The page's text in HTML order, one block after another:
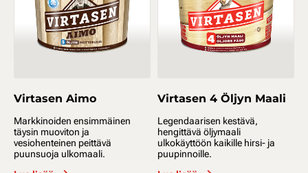
Virtasen Aimo
Markkinoiden ensimmäinen
täysin muoviton ja
vesiohenteinen peittävä
puunsuoja ulkomaali.
Virtasen 4 Öljyn Maali
Legendaarisen kestävä,
hengittävä öljymaali
ulkokäyttöön kaikille hirsi- ja
puupinnoille.